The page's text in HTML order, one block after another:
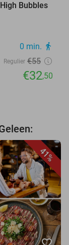
Bubbles
0 min. directions_walk
Regulier €55
€32,50
41%